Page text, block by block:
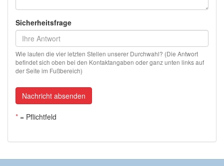
Sicherheitsfrage
Wie lauten die vier letzten Stellen unserer Durchwahl? (Die Antwort
befindet sich oben bei den Kontaktangaben oder ganz unten links auf
der Seite im Fußbereich)
Nachricht absenden
* = Pflichtfeld